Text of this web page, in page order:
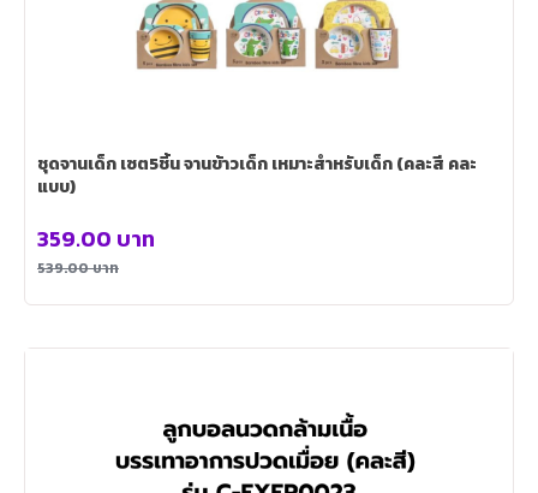
ชุดจานเด็ก เซต5ชิ้น จานข้าวเด็ก เหมาะสำหรับเด็ก (คละสี คละ
แบบ)
539.00บาท
359.00 บาท